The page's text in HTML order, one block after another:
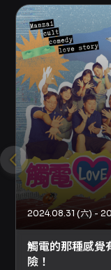
注意事項
注意事項 -
勿使用閃光
產品。 - 演
建議開演前
容無法保證
場。 - 演出
片可能於網
餐需求請於
次購買票種
座，同桌內
券視同有價
補發。 - 退
約規定辦理
內可辦理退
10%手續費
觸電的那種感覺
險！